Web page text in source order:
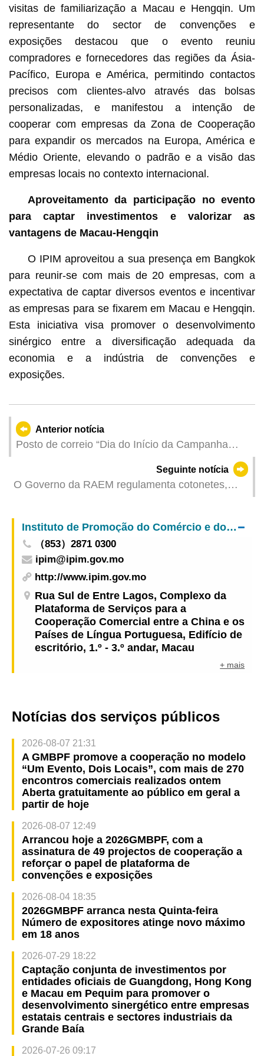
visitas de familiarização a Macau e Hengqin. Um
representante do sector de convenções e
exposições destacou que o evento reuniu
compradores e fornecedores das regiões da Ásia-
Pacífico, Europa e América, permitindo contactos
precisos com clientes-alvo através das bolsas
personalizadas, e manifestou a intenção de
cooperar com empresas da Zona de Cooperação
para expandir os mercados na Europa, América e
Médio Oriente, elevando o padrão e a visão das
empresas locais no contexto internacional.
Aproveitamento da participação no evento
para captar investimentos e valorizar as
vantagens de Macau-Hengqin
O IPIM aproveitou a sua presença em Bangkok
para reunir-se com mais de 20 empresas, com a
expectativa de captar diversos eventos e incentivar
as empresas para se fixarem em Macau e Hengqin.
Esta iniciativa visa promover o desenvolvimento
sinérgico entre a diversificação adequada da
economia e a indústria de convenções e
exposições.
Anterior notícia
Posto de correio “Dia do Início da Campanha
Seguinte notícia
O Governo da RAEM regulamenta cotonetes,
Instituto de Promoção do Comércio e do Investimento
（853）2871 0300
ipim@ipim.gov.mo
http://www.ipim.gov.mo
Rua Sul de Entre Lagos, Complexo da
Plataforma de Serviços para a
Cooperação Comercial entre a China e os
Países de Língua Portuguesa, Edifício de
escritório, 1.º - 3.º andar, Macau
+ mais
Notícias dos serviços públicos
2026-08-07 21:31
A GMBPF promove a cooperação no modelo
“Um Evento, Dois Locais”, com mais de 270
encontros comerciais realizados ontem
Aberta gratuitamente ao público em geral a
partir de hoje
2026-08-07 12:49
Arrancou hoje a 2026GMBPF, com a
assinatura de 49 projectos de cooperação a
reforçar o papel de plataforma de
convenções e exposições
2026-08-04 18:35
2026GMBPF arranca nesta Quinta-feira
Número de expositores atinge novo máximo
em 18 anos
2026-07-29 18:22
Captação conjunta de investimentos por
entidades oficiais de Guangdong, Hong Kong
e Macau em Pequim para promover o
desenvolvimento sinergético entre empresas
estatais centrais e sectores industriais da
Grande Baía
2026-07-26 09:17